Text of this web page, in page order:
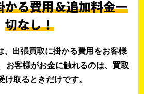
かる費用＆追加料金一
切なし！
、出張買取に掛かる費用をお客様
お客様がお金に触れるのは、買取
け取るときだけです。